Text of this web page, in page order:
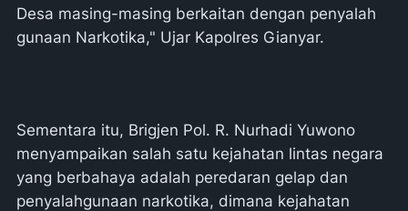
Desa masing-masing berkaitan dengan penyalah
gunaan Narkotika," Ujar Kapolres Gianyar.
Sementara itu, Brigjen Pol. R. Nurhadi Yuwono
menyampaikan salah satu kejahatan lintas negara
yang berbahaya adalah peredaran gelap dan
penyalahgunaan narkotika, dimana kejahatan